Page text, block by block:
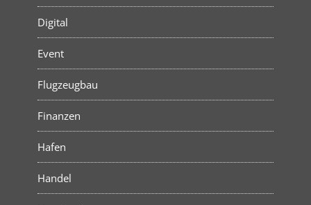
Digital
Event
Flugzeugbau
Finanzen
Hafen
Handel